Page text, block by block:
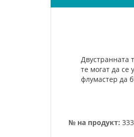
Двуcтpaннaтa
те могaт дa cе
флумастер дa
№ на продукт: 333